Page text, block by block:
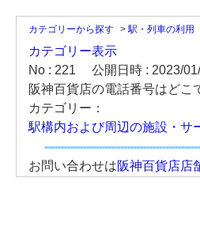
カテゴリーから探す >駅・列車の利用
カテゴリー表示
No : 221
公開日時 : 2023/
阪神百貨店の電話番号はどこ
カテゴリー：
駅構内および周辺の施設・サ
お問い合わせは阪神百貨店店